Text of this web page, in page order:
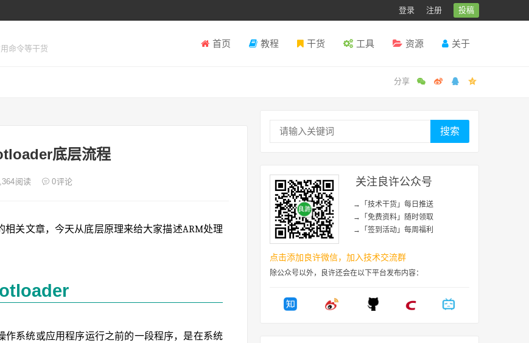
登录 注册 投稿
命令等干货
首页 教程 干货 工具 资源 关于
底层流程
阅读 0评论
相关文章，今天从底层原理来给大家描述ARM处理
作系统或应用程序运行之前的一段程序，是在系统
搜索
关注良许公众号
→「技术干货」每日推送
→「免费资料」随时领取
→「签到活动」每周福利
点击添加良许微信，加入技术交流群
除公众号以外，良许还会在以下平台发布内容：